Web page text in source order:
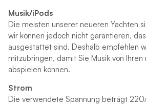
Musik/iPods
Die meisten unserer neueren Yachten
wir können jedoch nicht garantieren,
ausgestattet sind. Deshalb empfehlen
mitzubringen, damit Sie Musik von
abspielen können.
Strom
Die verwendete Spannung beträgt